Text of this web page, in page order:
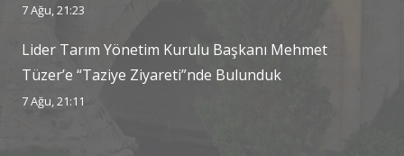
7 Ağu, 21:23
Lider Tarım Yönetim Kurulu Başkanı Mehmet
Tüzer’e “Taziye Ziyareti”nde Bulunduk
7 Ağu, 21:11